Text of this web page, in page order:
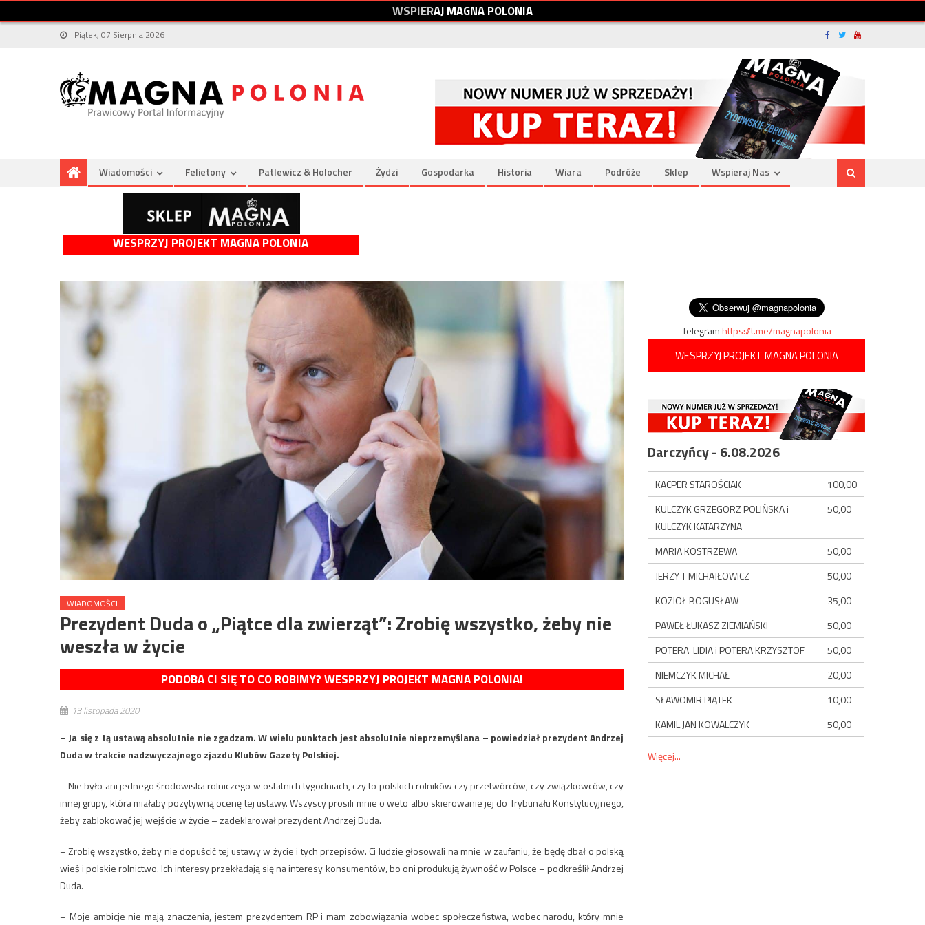
WSPIERAJMAGNAPOLONIA
Piątek, 07 Sierpnia 2026
Wiadomości Felietony Patlewicz & Holocher Żydzi Gospodarka Historia Wiara Podróże Sklep Wspieraj Nas
WESPRZYJ PROJEKT MAGNA POLONIA
WIADOMOŚCI
Prezydent Duda o „Piątce dla zwierząt”: Zrobię wszystko, żeby nie
weszła w życie
PODOBA CI SIĘ TO CO ROBIMY? WESPRZYJ PROJEKT MAGNA POLONIA!
13 listopada 2020
– Ja się z tą ustawą absolutnie nie zgadzam. W wielu punktach jest absolutnie nieprzemyślana – powiedział prezydent Andrzej
Duda w trakcie nadzwyczajnego zjazdu Klubów Gazety Polskiej.
– Nie było ani jednego środowiska rolniczego w ostatnich tygodniach, czy to polskich rolników czy przetwórców, czy związkowców, czy
innej grupy, która miałaby pozytywną ocenę tej ustawy. Wszyscy prosili mnie o weto albo skierowanie jej do Trybunału Konstytucyjnego,
żeby zablokować jej wejście w życie – zadeklarował prezydent Andrzej Duda.
– Zrobię wszystko, żeby nie dopuścić tej ustawy w życie i tych przepisów. Ci ludzie głosowali na mnie w zaufaniu, że będę dbał o polską
wieś i polskie rolnictwo. Ich interesy przekładają się na interesy konsumentów, bo oni produkują żywność w Polsce – podkreślił Andrzej
Duda.
– Moje ambicje nie mają znaczenia, jestem prezydentem RP i mam zobowiązania wobec społeczeństwa, wobec narodu, który mnie
Telegramhttps://t.me/magnapolonia
WESPRZYJ PROJEKT MAGNA POLONIA
Darczyńcy - 6.08.2026
KACPER STAROŚCIAK
100,00
KULCZYK GRZEGORZ POLIŃSKA i
KULCZYK KATARZYNA
50,00
MARIA KOSTRZEWA
50,00
JERZY T MICHAJŁOWICZ
50,00
KOZIOŁ BOGUSŁAW
35,00
PAWEŁ ŁUKASZ ZIEMIAŃSKI
50,00
POTERA LIDIA i POTERA KRZYSZTOF
50,00
NIEMCZYK MICHAŁ
20,00
SŁAWOMIR PIĄTEK
10,00
KAMIL JAN KOWALCZYK
50,00
Więcej...